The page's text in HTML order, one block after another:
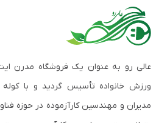
عالی رو به عنوان یک فروشگاه مدرن
ورزش خانواده تأسیس گردید و با
مدیران و مهندسین کارآزموده در حوزه